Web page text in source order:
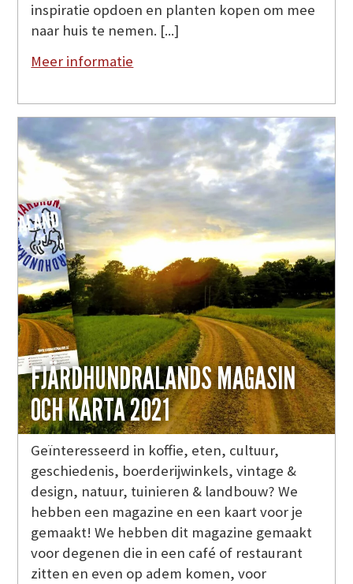
inspiratie opdoen en planten kopen om mee
naar huis te nemen. [...]
Meer informatie
FJÄRDHUNDRALANDS MAGASIN
OCH KARTA 2021
Geïnteresseerd in koffie, eten, cultuur,
geschiedenis, boerderijwinkels, vintage &
design, natuur, tuinieren & landbouw? We
hebben een magazine en een kaart voor je
gemaakt! We hebben dit magazine gemaakt
voor degenen die in een café of restaurant
zitten en even op adem komen, voor